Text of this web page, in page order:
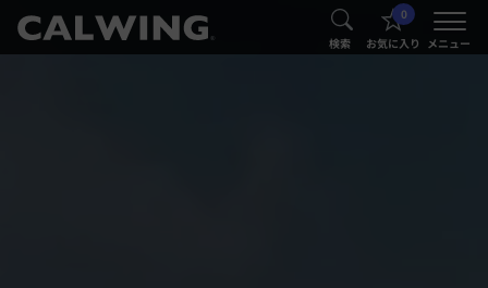
® 検索
0
お気に入り メニュー
®